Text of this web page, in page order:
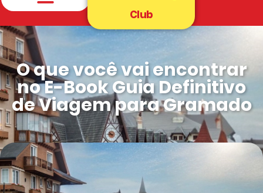
Club
O que você vai encontrar
no E-Book Guia Definitivo
de Viagem para Gramado